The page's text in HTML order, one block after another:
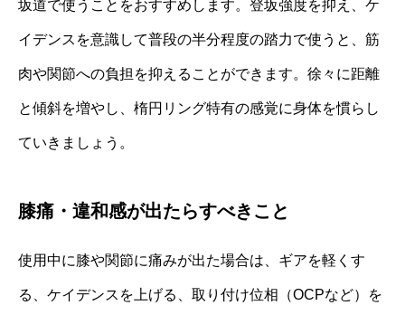
坂道で使うことをおすすめします。登坂強度を抑え、ケ
イデンスを意識して普段の半分程度の踏力で使うと、筋
肉や関節への負担を抑えることができます。徐々に距離
と傾斜を増やし、楕円リング特有の感覚に身体を慣らし
ていきましょう。
膝痛・違和感が出たらすべきこと
使用中に膝や関節に痛みが出た場合は、ギアを軽くす
る、ケイデンスを上げる、取り付け位相（OCPなど）を